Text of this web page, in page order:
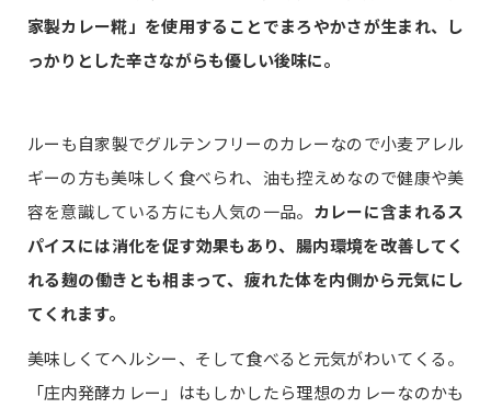
家製カレー糀」を使用することでまろやかさが生まれ、し
っかりとした辛さながらも優しい後味に。
ルーも自家製でグルテンフリーのカレーなので小麦アレル
ギーの方も美味しく食べられ、油も控えめなので健康や美
容を意識している方にも人気の一品。 カレーに含まれるス
パイスには消化を促す効果もあり、腸内環境を改善してく
れる麹の働きとも相まって、疲れた体を内側から元気にし
てくれます。
美味しくてヘルシー、そして食べると元気がわいてくる。
「庄内発酵カレー」はもしかしたら理想のカレーなのかも